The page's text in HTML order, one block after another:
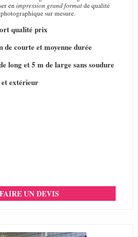
enimpression grand formatde qualité
photographique sur mesure.
qualité prix
de courte et moyenne durée
long et 5 m de large sans soudure
extérieur
FAIRE UN DEVIS